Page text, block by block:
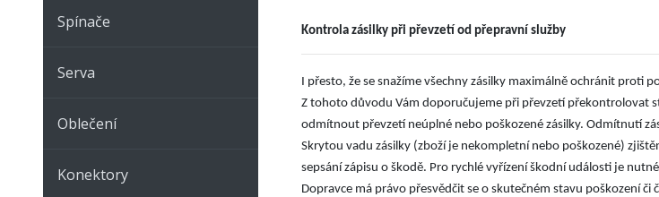
Spínače
Serva
Oblečení
Konektory
Kontrola zásilky při převzetí od přepravní služby
I přesto, že se snažíme všechny zásilky maximálně ochránit proti
Z tohoto důvodu Vám doporučujeme při převzetí překontrolovat
odmítnout převzetí neúplné nebo poškozené zásilky. Odmítnutí
Skrytou vadu zásilky (zboží je nekompletní nebo poškozené)
sepsání zápisu o škodě. Pro rychlé vyřízení škodní události je
Dopravce má právo přesvědčit se o skutečném stavu poškození